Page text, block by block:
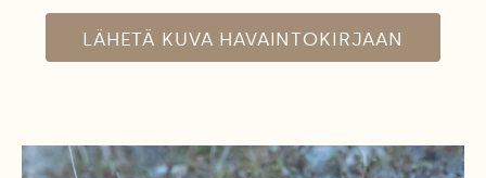
LÄHETÄ KUVA HAVAINTOKIRJAAN